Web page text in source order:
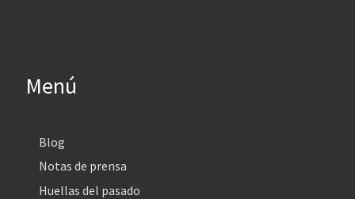
Menú
Blog
Notas de prensa
Huellas del pasado